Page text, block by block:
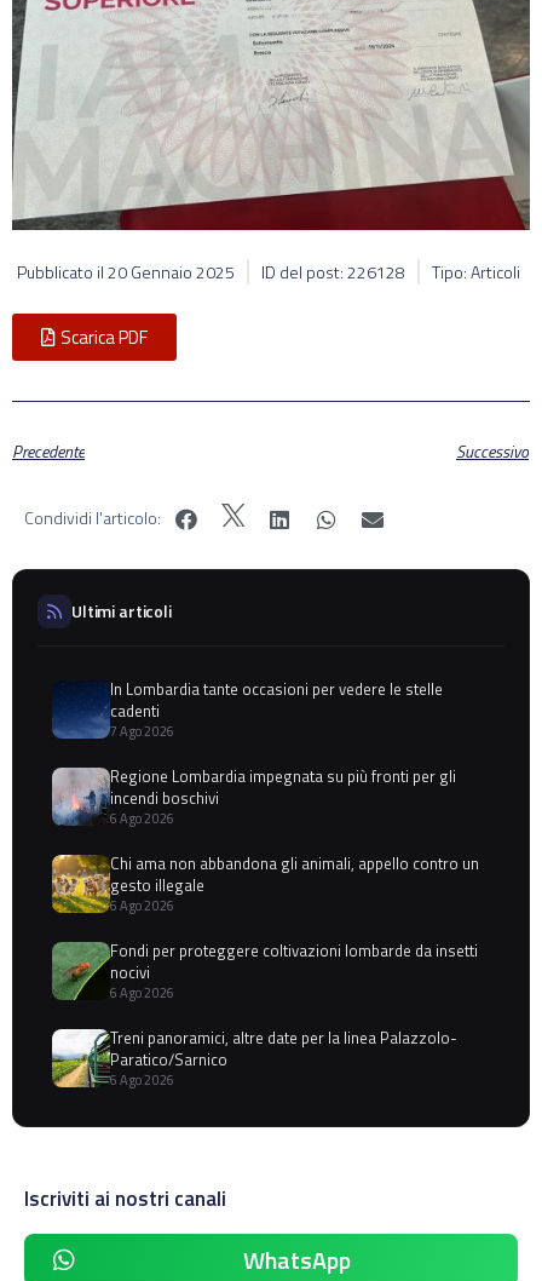
Pubblicato il20 Gennaio 2025 ID del post: 226128 Tipo: Articoli
Scarica PDF
Precedente Successivo
Condividi l'articolo:
Ultimi articoli
In Lombardia tante occasioni per vedere le stelle
cadenti
7 Ago 2026
Regione Lombardia impegnata su più fronti per gli
incendi boschivi
6 Ago 2026
Chi ama non abbandona gli animali, appello contro un
gesto illegale
6 Ago 2026
Fondi per proteggere coltivazioni lombarde da insetti
nocivi
6 Ago 2026
Treni panoramici, altre date per la linea Palazzolo-
Paratico/Sarnico
6 Ago 2026
Iscriviti ai nostri canali
WhatsApp